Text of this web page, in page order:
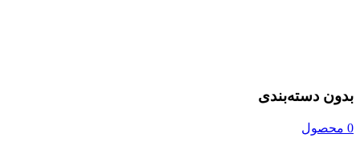
بدون دسته‌بندی
0 محصول